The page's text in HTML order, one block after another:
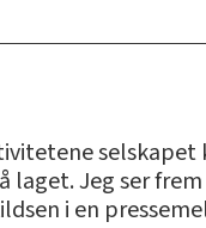
laget. Jeg ser
i en